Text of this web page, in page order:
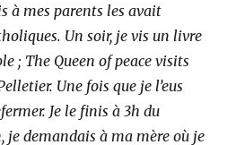
à mes parents les avait
Un soir, je vis un livre
; The Queen of peace visits
Une fois que je l’eus
Je le finis à 3h du
je demandais à ma mère où je